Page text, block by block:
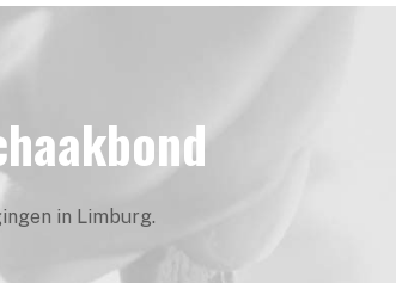
in Limburg.